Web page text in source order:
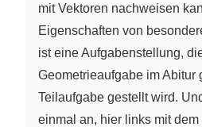
mit Vektoren nachweisen
Eigenschaften von
ist eine Aufgabenstellung,
Geometrieaufgabe im Abitur
Teilaufgabe gestellt wird.
einmal an, hier links mit